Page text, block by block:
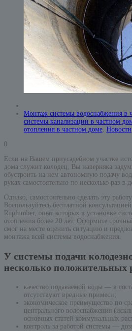
Монтаж системы водоснабжения в
системы канализации в частном
отопления в частном доме, Новости
0
Если на Вашем приусадебном участке
дома служит колодец, Вы наверняка
обустроить на нем автономную подачу
руках самостоятельно по несколько раз в
Однако, самостоятельно сделать эту
Воспользуйтесь бесплатной
Ruplumber, опыт которых в установке
отопления более 20 лет. Оформите
смог на месте оценить ситуацию и
монтажа всей системы водоснабжения.
У системы подачи
несколько положительных
качество подаваемой воды — в
отсутствуют вредные примеси;
экономическое преимущество по
центрального водоснабжения
основных статей коммунальных
контроль за работой системы —